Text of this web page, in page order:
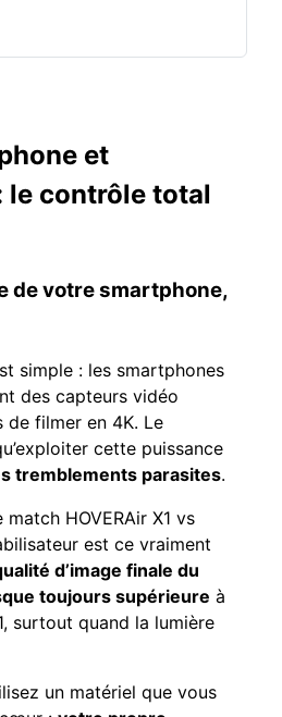
et
le contrôle total
de votre smartphone,
simple : les smartphones
des capteurs vidéo
de filmer en 4K. Le
cette puissance
tremblements parasites.
HOVERAir X1 vs
est ce vraiment
d’image finale du
toujours supérieure à
surtout quand la lumière
un matériel que vous